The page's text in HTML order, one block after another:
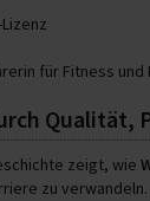
für Fitness
Qualität,
zeigt, wie
zu verwandeln.